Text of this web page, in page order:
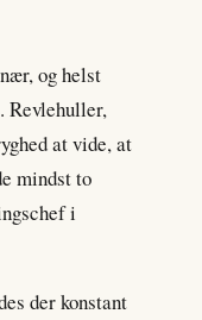
og helst
Revlehuller,
at vide, at
mindst to
i
der konstant